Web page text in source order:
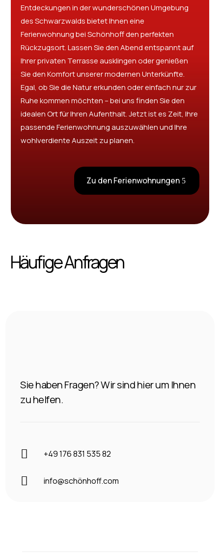
Entdeckungen in der wunderschönen Umgebung
des Schwarzwalds bietet Ihnen eine
Ferienwohnung bei Schönhoff den perfekten
Rückzugsort. Lassen Sie den Abend entspannt auf
Ihrer privaten Terrasse ausklingen oder genießen
Sie den Komfort unserer modernen Unterkünfte.
Egal, ob Sie die Natur erkunden oder einfach nur zur
Ruhe kommen möchten – bei uns finden Sie den
idealen Ort für Ihren Aufenthalt. Jetzt ist es Zeit, Ihre
passende Ferienwohnung auszuwählen und Ihre
wohlverdiente Auszeit zu planen.
Zu den Ferienwohnungen
Häufige Anfragen
Sie haben Fragen? Wir sind hier um Ihnen
zu helfen.
 +49 176 831 535 82
 info@schönhoff.com